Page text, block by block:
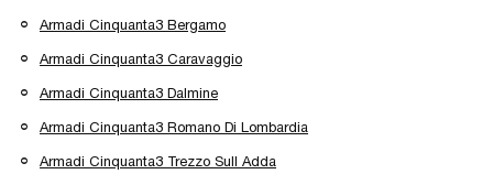
Armadi Cinquanta3 Bergamo
Armadi Cinquanta3 Caravaggio
Armadi Cinquanta3 Dalmine
Armadi Cinquanta3 Romano Di Lombardia
Armadi Cinquanta3 Trezzo Sull Adda